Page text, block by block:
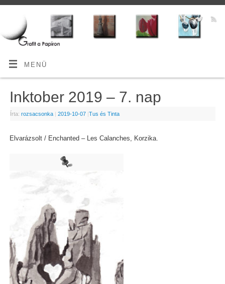
MENÜ
Inktober 2019 – 7. nap
Írta: rozsacsonka | 2019-10-07 |Tus és Tinta
Elvarázsolt / Enchanted – Les Calanches, Korzika.